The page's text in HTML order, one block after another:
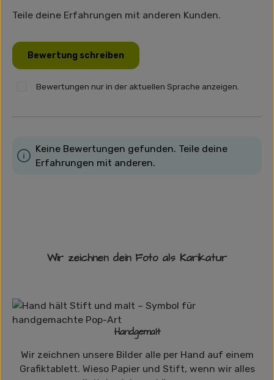
Teile deine Erfahrungen mit anderen Kunden.
Bewertung schreiben
Bewertungen nur in der aktuellen Sprache anzeigen.
Keine Bewertungen gefunden. Teile deine
Erfahrungen mit anderen.
Wir zeichnen dein Foto als Karikatur
Handgemalt
Wir zeichnen unsere Bilder alle per Hand auf einem
Grafiktablett. Wieso Papier und Stift, wenn wir alles